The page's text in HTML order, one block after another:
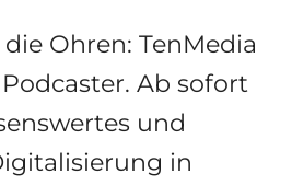
Ohren: TenMedia
Ab sofort
und
in